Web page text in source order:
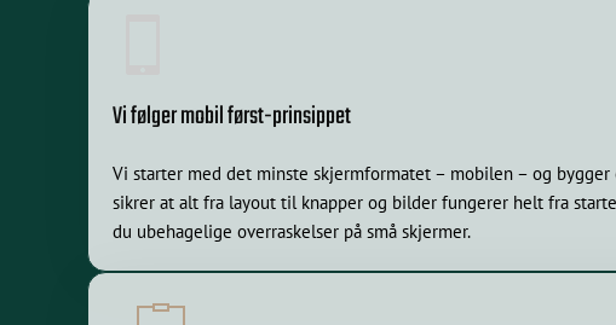
Vi følger mobil først-prinsippet
Vi starter med det minste skjermformatet – mobilen – og bygger
sikrer at alt fra layout til knapper og bilder fungerer helt fra
du ubehagelige overraskelser på små skjermer.